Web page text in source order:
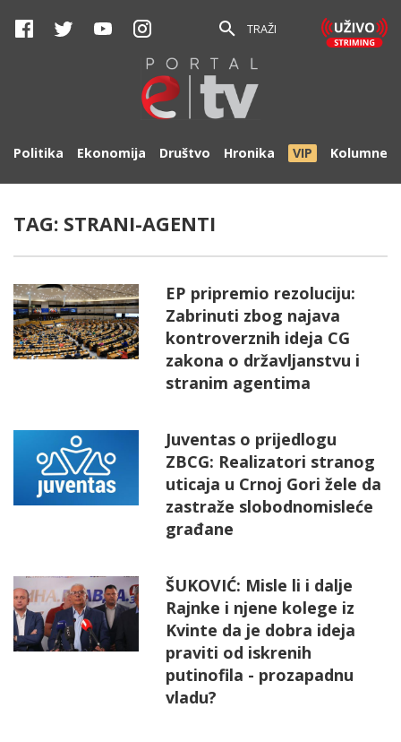
TRAŽI
Politika Ekonomija Društvo Hronika VIP Kolumne
TAG: STRANI-AGENTI
EP pripremio rezoluciju:
Zabrinuti zbog najava
kontroverznih ideja CG
zakona o državljanstvu i
stranim agentima
Juventas o prijedlogu
ZBCG: Realizatori stranog
uticaja u Crnoj Gori žele da
zastraže slobodnomisleće
građane
ŠUKOVIĆ: Misle li i dalje
Rajnke i njene kolege iz
Kvinte da je dobra ideja
praviti od iskrenih
putinofila - prozapadnu
vladu?